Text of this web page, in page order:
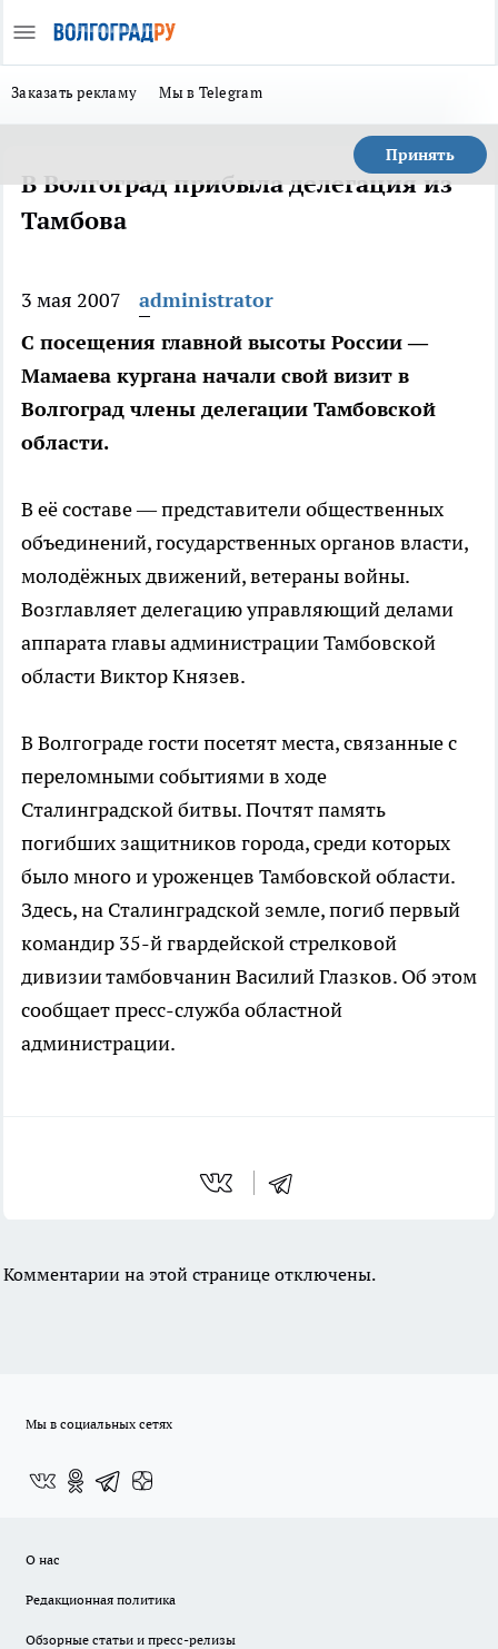
Заказать рекламу Мы в Telegram
Принять
В Волгоград прибыла делегация из
Тамбова
3 мая 2007
administrator
С посещения главной высоты России —
Мамаева кургана начали свой визит в
Волгоград члены делегации Тамбовской
области.
В её составе — представители общественных
объединений, государственных органов власти,
молодёжных движений, ветераны войны.
Возглавляет делегацию управляющий делами
аппарата главы администрации Тамбовской
области Виктор Князев.
В Волгограде гости посетят места, связанные с
переломными событиями в ходе
Сталинградской битвы. Почтят память
погибших защитников города, среди которых
было много и уроженцев Тамбовской области.
Здесь, на Сталинградской земле, погиб первый
командир 35-й гвардейской стрелковой
дивизии тамбовчанин Василий Глазков. Об этом
сообщает пресс-служба областной
администрации.
Комментарии на этой странице отключены.
Мы в социальных сетях
О нас
Редакционная политика
Обзорные статьи и пресс-релизы